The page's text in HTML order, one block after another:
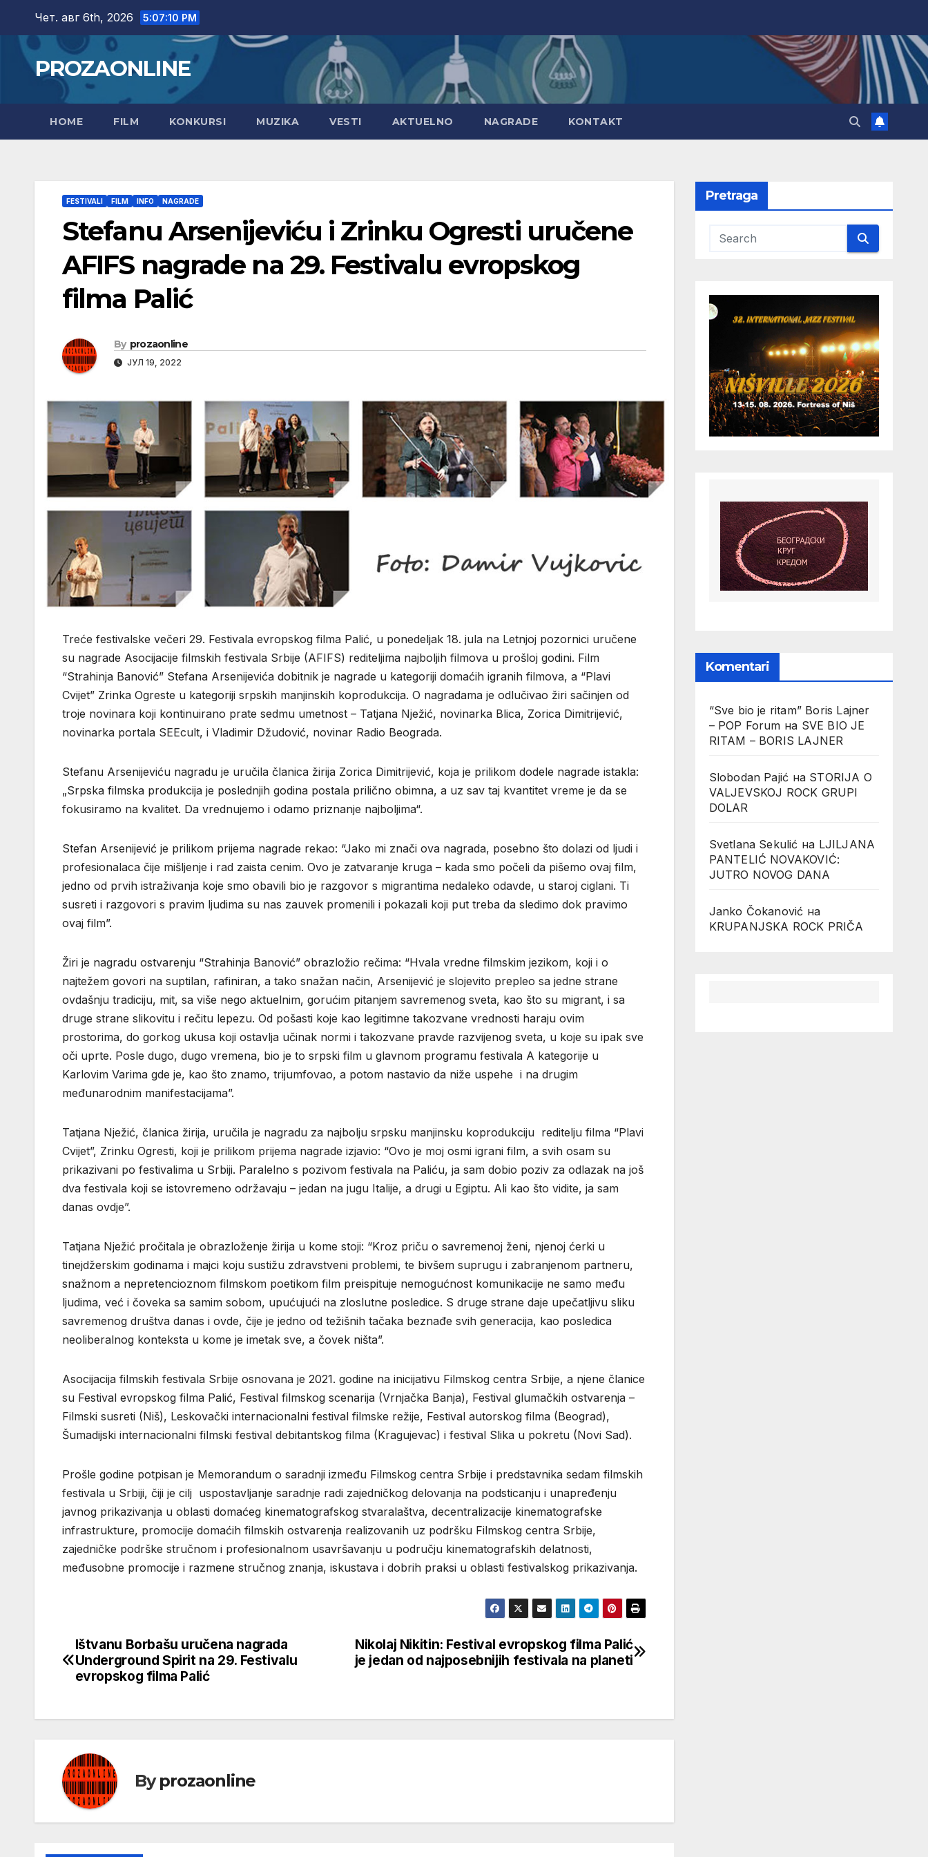
content
Чет. авг 6th, 2026 5:07:11 PM
PROZAONLINE
HOME FILM KONKURSI MUZIKA VESTI AKTUELNO NAGRADE KONTAKT
FESTIVALI FILM INFO NAGRADE
Stefanu Arsenijeviću i Zrinku Ogresti uručene
AFIFS nagrade na 29. Festivalu evropskog
filma Palić
By prozaonline
ЈУЛ 19, 2022
Treće festivalske večeri 29. Festivala evropskog filma Palić, u ponedeljak 18. jula na Letnjoj pozornici uručene
su nagrade Asocijacije filmskih festivala Srbije (AFIFS) rediteljima najboljih filmova u prošloj godini. Film
“Strahinja Banović” Stefana Arsenijevića dobitnik je nagrade u kategoriji domaćih igranih filmova, a “Plavi
Cvijet” Zrinka Ogreste u kategoriji srpskih manjinskih koprodukcija. O nagradama je odlučivao žiri sačinjen od
troje novinara koji kontinuirano prate sedmu umetnost – Tatjana Nježić, novinarka Blica, Zorica Dimitrijević,
novinarka portala SEEcult, i Vladimir Džudović, novinar Radio Beograda.
Stefanu Arsenijeviću nagradu je uručila članica žirija Zorica Dimitrijević, koja je prilikom dodele nagrade istakla:
„Srpska filmska produkcija je poslednjih godina postala prilično obimna, a uz sav taj kvantitet vreme je da se
fokusiramo na kvalitet. Da vrednujemo i odamo priznanje najboljima“.
Stefan Arsenijević je prilikom prijema nagrade rekao: “Jako mi znači ova nagrada, posebno što dolazi od ljudi i
profesionalaca čije mišljenje i rad zaista cenim. Ovo je zatvaranje kruga – kada smo počeli da pišemo ovaj film,
jedno od prvih istraživanja koje smo obavili bio je razgovor s migrantima nedaleko odavde, u staroj ciglani. Ti
susreti i razgovori s pravim ljudima su nas zauvek promenili i pokazali koji put treba da sledimo dok pravimo
ovaj film”.
Žiri je nagradu ostvarenju “Strahinja Banović” obrazložio rečima: “Hvala vredne filmskim jezikom, koji i o
najtežem govori na suptilan, rafiniran, a tako snažan način, Arsenijević je slojevito prepleo sa jedne strane
ovdašnju tradiciju, mit, sa više nego aktuelnim, gorućim pitanjem savremenog sveta, kao što su migrant, i sa
druge strane slikovitu i rečitu lepezu. Od pošasti koje kao legitimne takozvane vrednosti haraju ovim
prostorima, do gorkog ukusa koji ostavlja učinak normi i takozvane pravde razvijenog sveta, u koje su ipak sve
oči uprte. Posle dugo, dugo vremena, bio je to srpski film u glavnom programu festivala A kategorije u
Karlovim Varima gde je, kao što znamo, trijumfovao, a potom nastavio da niže uspehe i na drugim
međunarodnim manifestacijama”.
Tatjana Nježić, članica žirija, uručila je nagradu za najbolju srpsku manjinsku koprodukciju reditelju filma “Plavi
Cvijet”, Zrinku Ogresti, koji je prilikom prijema nagrade izjavio: “Ovo je moj osmi igrani film, a svih osam su
prikazivani po festivalima u Srbiji. Paralelno s pozivom festivala na Paliću, ja sam dobio poziv za odlazak na još
dva festivala koji se istovremeno održavaju – jedan na jugu Italije, a drugi u Egiptu. Ali kao što vidite, ja sam
danas ovdje”.
Tatjana Nježić pročitala je obrazloženje žirija u kome stoji: “Kroz priču o savremenoj ženi, njenoj ćerki u
tinejdžerskim godinama i majci koju sustižu zdravstveni problemi, te bivšem suprugu i zabranjenom partneru,
snažnom a nepretencioznom filmskom poetikom film preispituje nemogućnost komunikacije ne samo među
ljudima, već i čoveka sa samim sobom, upućujući na zloslutne posledice. S druge strane daje upečatljivu sliku
savremenog društva danas i ovde, čije je jedno od težišnih tačaka beznađe svih generacija, kao posledica
neoliberalnog konteksta u kome je imetak sve, a čovek ništa”.
Asocijacija filmskih festivala Srbije osnovana je 2021. godine na inicijativu Filmskog centra Srbije, a njene članice
su Festival evropskog filma Palić, Festival filmskog scenarija (Vrnjačka Banja), Festival glumačkih ostvarenja –
Filmski susreti (Niš), Leskovački internacionalni festival filmske režije, Festival autorskog filma (Beograd),
Šumadijski internacionalni filmski festival debitantskog filma (Kragujevac) i festival Slika u pokretu (Novi Sad).
Prošle godine potpisan je Memorandum o saradnji između Filmskog centra Srbije i predstavnika sedam filmskih
festivala u Srbiji, čiji je cilj uspostavljanje saradnje radi zajedničkog delovanja na podsticanju i unapređenju
javnog prikazivanja u oblasti domaćeg kinematografskog stvaralaštva, decentralizacije kinematografske
infrastrukture, promocije domaćih filmskih ostvarenja realizovanih uz podršku Filmskog centra Srbije,
zajedničke podrške stručnom i profesionalnom usavršavanju u području kinematografskih delatnosti,
međusobne promocije i razmene stručnog znanja, iskustava i dobrih praksi u oblasti festivalskog prikazivanja.
Кретање
чланка
Nikolaj Nikitin: Festival evropskog filma Palić
je jedan od najposebnijih festivala na planeti
Ištvanu Borbašu uručena nagrada
Underground Spirit na 29. Festivalu
evropskog filma Palić
Byprozaonline
Pretraga
Komentari
“Sve bio je ritam” Boris Lajner
– POP Forum на SVE BIO JE
RITAM – BORIS LAJNER
Slobodan Pajić на STORIJA O
VALJEVSKOJ ROCK GRUPI
DOLAR
Svetlana Sekulić на LJILJANA
PANTELIĆ NOVAKOVIĆ:
JUTRO NOVOG DANA
Janko Čokanović на
KRUPANJSKA ROCK PRIČA